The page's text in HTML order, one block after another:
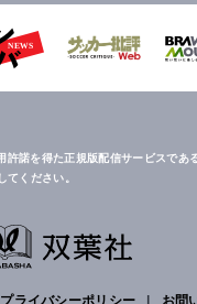
諾を得た正規版配信サービスであ
ください。
プライバシーポリシー お問